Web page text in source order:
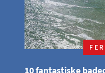
10 fantastiske